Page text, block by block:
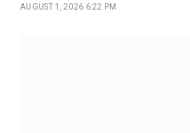
AUGUST 1, 2026 6:22 PM